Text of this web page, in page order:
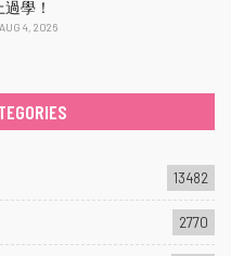
學！
AUG 4, 2026
13482
2770